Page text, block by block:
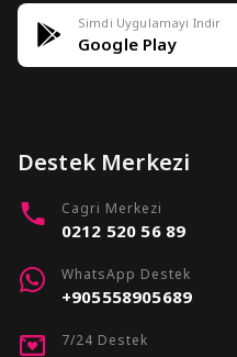
Simdi Uygulamayi Indir
Google Play
Destek Merkezi
Cagri Merkezi
0212 520 56 89
WhatsApp Destek
+905558905689
7/24 Destek